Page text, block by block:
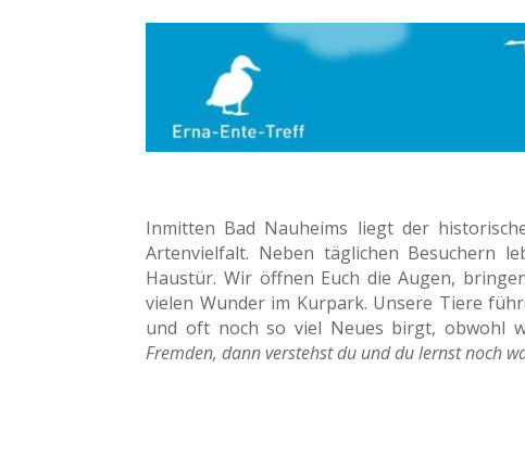
Inmitten Bad Nauheims liegt der
Artenvielfalt. Neben täglichen Besuchern
Haustür. Wir öffnen Euch die Augen,
vielen Wunder im Kurpark. Unsere Tiere
und oft noch so viel Neues birgt, obwohl
Fremden, dann verstehst du und du lernst noch